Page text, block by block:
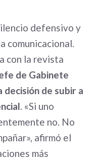
defensivo y
comunicacional.
con la revista
de Gabinete
de subir a
. «Si uno
no. No
afirmó el
más